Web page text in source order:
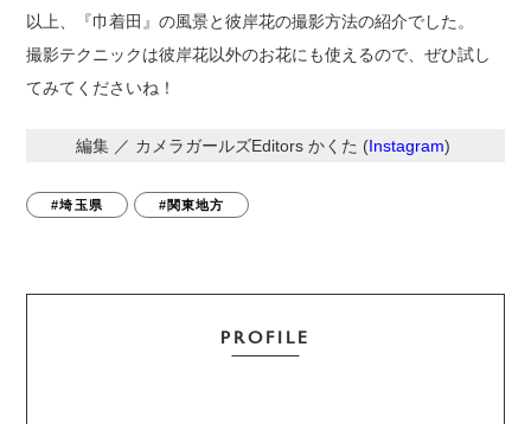
以上、『巾着田』の風景と彼岸花の撮影方法の紹介でした。
撮影テクニックは彼岸花以外のお花にも使えるので、ぜひ試し
てみてくださいね！
編集 ／ カメラガールズEditors かくた (Instagram)
#埼玉県 #関東地方
PROFILE